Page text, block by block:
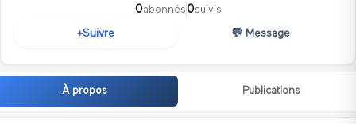
0abonnés0suivis
+Suivre 💬 Message
À propos Publications